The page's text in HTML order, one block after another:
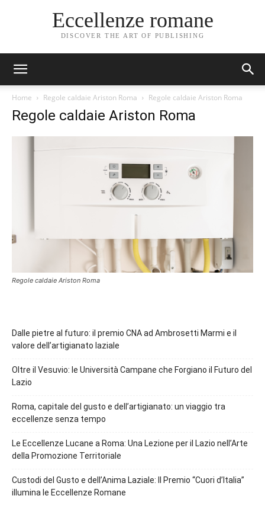
Eccellenze romane
DISCOVER THE ART OF PUBLISHING
Home Regole caldaie Ariston Roma Regole caldaie Ariston Roma
Regole caldaie Ariston Roma
Regole caldaie Ariston Roma
Dalle pietre al futuro: il premio CNA ad Ambrosetti Marmi e il
valore dell’artigianato laziale
Oltre il Vesuvio: le Università Campane che Forgiano il Futuro del
Lazio
Roma, capitale del gusto e dell’artigianato: un viaggio tra
eccellenze senza tempo
Le Eccellenze Lucane a Roma: Una Lezione per il Lazio nell’Arte
della Promozione Territoriale
Custodi del Gusto e dell’Anima Laziale: Il Premio “Cuori d’Italia”
illumina le Eccellenze Romane